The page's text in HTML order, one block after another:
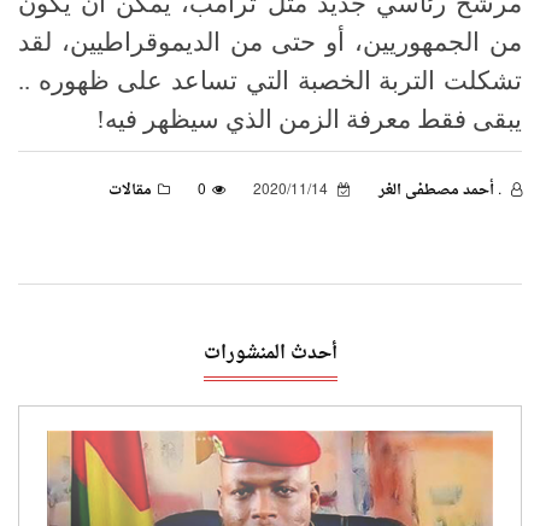
من الجمهوريين، أو حتى من الديموقراطيين، لقد
تشكلت التربة الخصبة التي تساعد على ظهوره ..
يبقى فقط معرفة الزمن الذي سيظهر فيه!
. أحمد مصطفى الغر 0 مقالات
أحدث المنشورات